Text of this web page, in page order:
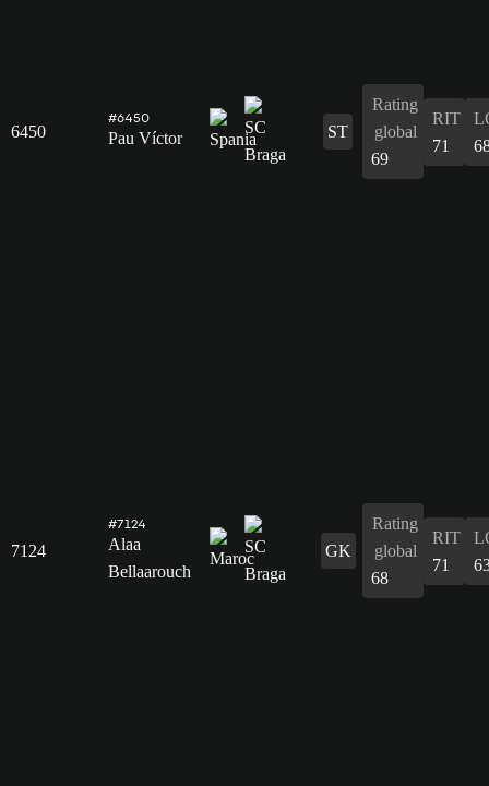
6450
#6450
Pau Víctor ST
Rating
global
69
RIT
71
7124
#7124
Alaa
Bellaarouch
GK
Rating
global
68
RIT
71